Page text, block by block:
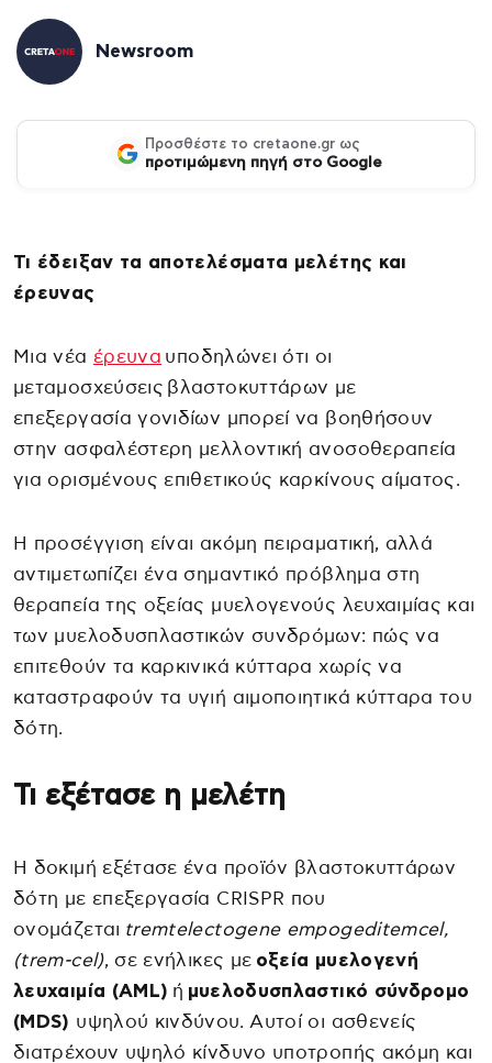
Newsroom
Προσθέστε το cretaone.gr ως
προτιμώμενη πηγή στο Google
Τι έδειξαν τα αποτελέσματα μελέτης και
έρευνας
Μια νέα έρευνα υποδηλώνει ότι οι
μεταμοσχεύσεις βλαστοκυττάρων με
επεξεργασία γονιδίων μπορεί να βοηθήσουν
στην ασφαλέστερη μελλοντική ανοσοθεραπεία
για ορισμένους επιθετικούς καρκίνους αίματος.
Η προσέγγιση είναι ακόμη πειραματική, αλλά
αντιμετωπίζει ένα σημαντικό πρόβλημα στη
θεραπεία της οξείας μυελογενούς λευχαιμίας και
των μυελοδυσπλαστικών συνδρόμων: πώς να
επιτεθούν τα καρκινικά κύτταρα χωρίς να
καταστραφούν τα υγιή αιμοποιητικά κύτταρα του
δότη.
Τι εξέτασε η μελέτη
Η δοκιμή εξέτασε ένα προϊόν βλαστοκυττάρων
δότη με επεξεργασία CRISPR που
ονομάζεται tremtelectogene empogeditemcel,
(trem-cel), σε ενήλικες με οξεία μυελογενή
λευχαιμία (AML) ή μυελοδυσπλαστικό σύνδρομο
(MDS) υψηλού κινδύνου. Αυτοί οι ασθενείς
διατρέχουν υψηλό κίνδυνο υποτροπής ακόμη και